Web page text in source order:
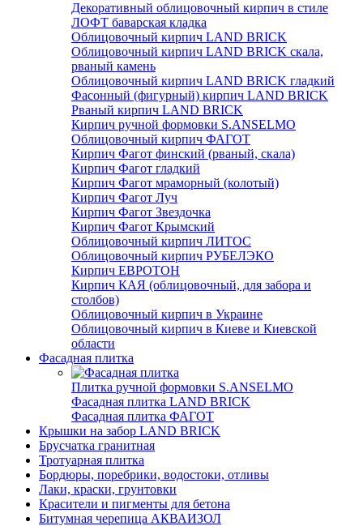
Декоративный облицовочный кирпич в стиле
ЛОФТ баварская кладка
Облицовочный кирпич LAND BRICK
Облицовочный кирпич LAND BRICK скала,
рваный камень
Облицовочный кирпич LAND BRICK гладкий
Фасонный (фигурный) кирпич LAND BRICK
Рваный кирпич LAND BRICK
Кирпич ручной формовки S.ANSELMO
Облицовочный кирпич ФАГОТ
Кирпич Фагот финский (рваный, скала)
Кирпич Фагот гладкий
Кирпич Фагот мраморный (колотый)
Кирпич Фагот Луч
Кирпич Фагот Звездочка
Кирпич Фагот Крымский
Облицовочный кирпич ЛИТОС
Облицовочный кирпич РУБЕЛЭКО
Кирпич ЕВРОТОН
Кирпич КАЯ (облицовочный, для забора и
столбов)
Облицовочный кирпич в Украине
Облицовочный кирпич в Киеве и Киевской
области
Фасадная плитка
Плитка ручной формовки S.ANSELMO
Фасадная плитка LAND BRICK
Фасадная плитка ФАГОТ
Крышки на забор LAND BRICK
Брусчатка гранитная
Тротуарная плитка
Бордюры, поребрики, водостоки, отливы
Лаки, краски, грунтовки
Красители и пигменты для бетона
Битумная черепица АКВАИЗОЛ